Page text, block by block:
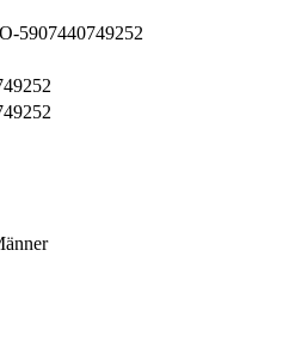
5907440749252